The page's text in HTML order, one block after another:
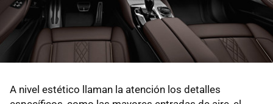
A nivel estético llaman la atención los detalles